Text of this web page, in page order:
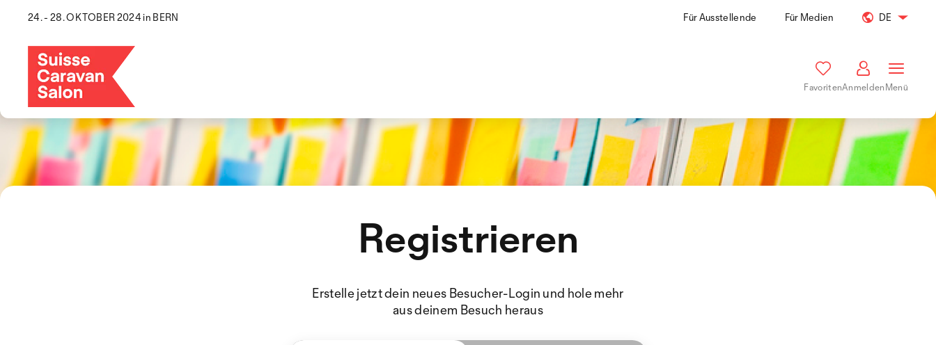
24. - 28. OKTOBER 2024 in BERN Für Ausstellende Für Medien DE
FavoritenAnmeldenMenü
Registrieren
Erstelle jetzt dein neues Besucher-Login und hole mehr
aus deinem Besuch heraus